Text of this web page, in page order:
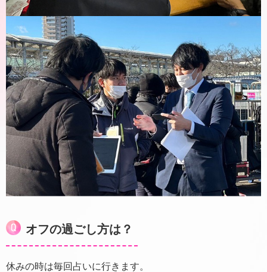
オフの過ごし方は？
休みの時は毎回占いに行きます。